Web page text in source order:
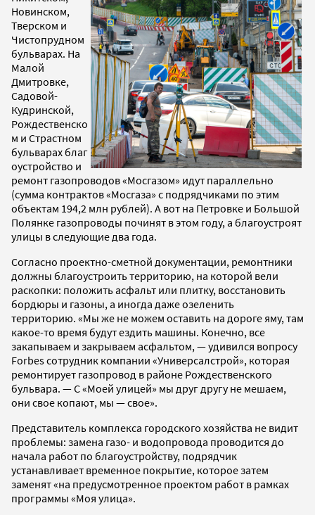
Новинском,
Тверском и
Чистопрудном
бульварах. На
Малой
Дмитровке,
Садовой-
Кудринской,
Рождественско
м и Страстном
бульварахблаг
оустройство и
ремонт газопроводов «Мосгазом» идут параллельно
(сумма контрактов «Мосгаза» с подрядчиками по этим
объектам 194,2 млн рублей). А вот на Петровке и Большой
Полянке газопроводы починят в этом году, а благоустроят
улицы в следующие два года.
Согласно проектно-сметной документации, ремонтники
должны благоустроить территорию, на которой вели
раскопки: положить асфальт или плитку, восстановить
бордюры и газоны, а иногда даже озеленить
территорию. «Мы же не можем оставить на дороге яму, там
какое-то время будут ездить машины. Конечно, все
закапываем и закрываем асфальтом, —удивился вопросу
Forbes сотрудник компании «Универсалстрой», которая
ремонтирует газопровод в районе Рождественского
бульвара. —С «Моей улицей» мы друг другу не мешаем,
они свое копают, мы —свое».
Представитель комплекса городского хозяйства не видит
проблемы: замена газо- и водопровода проводится до
начала работ по благоустройству, подрядчик
устанавливает временное покрытие, которое затем
заменят «на предусмотренное проектом работ в рамках
программы «Моя улица».